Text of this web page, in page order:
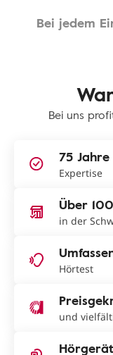
Bei jedem
Bei uns
75 Jahre
Expertise
Über
in der
Hörtest
und